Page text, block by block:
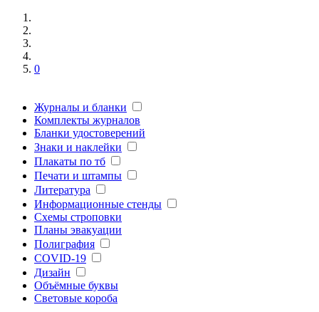
0
Журналы и бланки
Комплекты журналов
Бланки удостоверений
Знаки и наклейки
Плакаты по тб
Печати и штампы
Литература
Информационные стенды
Схемы строповки
Планы эвакуации
Полиграфия
COVID-19
Дизайн
Объёмные буквы
Световые короба